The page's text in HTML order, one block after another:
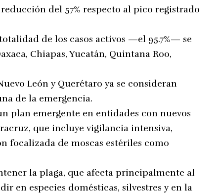
del 57% respecto al pico registrado
de los casos activos —el 95.7%— se
Chiapas, Yucatán, Quintana Roo,
León y Querétaro ya se consideran
de la emergencia.
plan emergente en entidades con nuevos
que incluye vigilancia intensiva,
focalizada de moscas estériles como
la plaga, que afecta principalmente al
en especies domésticas, silvestres y en la